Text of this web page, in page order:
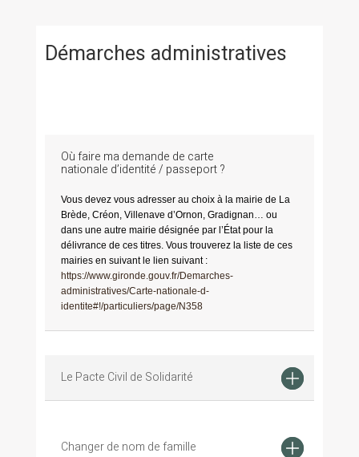
Démarches administratives
Où faire ma demande de carte
nationale d’identité / passeport ?
Vous devez vous adresser au choix à la mairie de La
Brède, Créon, Villenave d’Ornon, Gradignan… ou
dans une autre mairie désignée par l’État pour la
délivrance de ces titres. Vous trouverez la liste de ces
mairies en suivant le lien suivant :
https://www.gironde.gouv.fr/Demarches-
administratives/Carte-nationale-d-
identite#!/particuliers/page/N358
Le Pacte Civil de Solidarité
Changer de nom de famille